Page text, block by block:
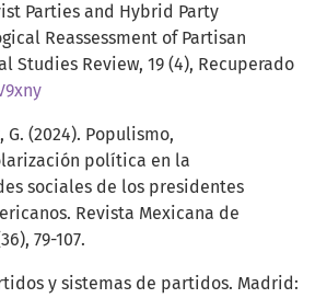
Parties and Hybrid Party
Reassessment of Partisan
Studies Review, 19 (4), Recuperado
G. (2024). Populismo,
política en la
sociales de los presidentes
Revista Mexicana de
79-107.
y sistemas de partidos. Madrid: